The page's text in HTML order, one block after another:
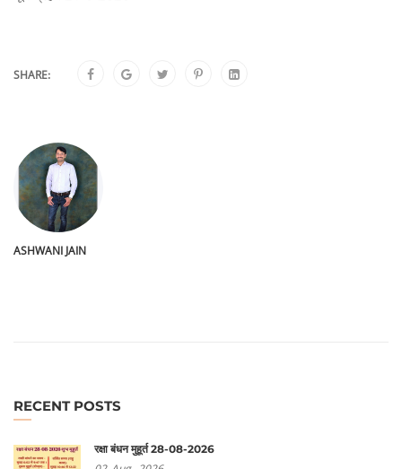
SHARE:
ASHWANI JAIN
RECENT POSTS
रक्षा बंधन मुहूर्त 28-08-2026